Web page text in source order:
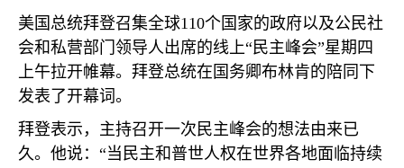
美国总统拜登召集全球110个国家的政府以及公民社
会和私营部门领导人出席的线上“民主峰会”星期四
上午拉开帷幕。拜登总统在国务卿布林肯的陪同下
发表了开幕词。
拜登表示，主持召开一次民主峰会的想法由来已
久。他说：“当民主和普世人权在世界各地面临持续